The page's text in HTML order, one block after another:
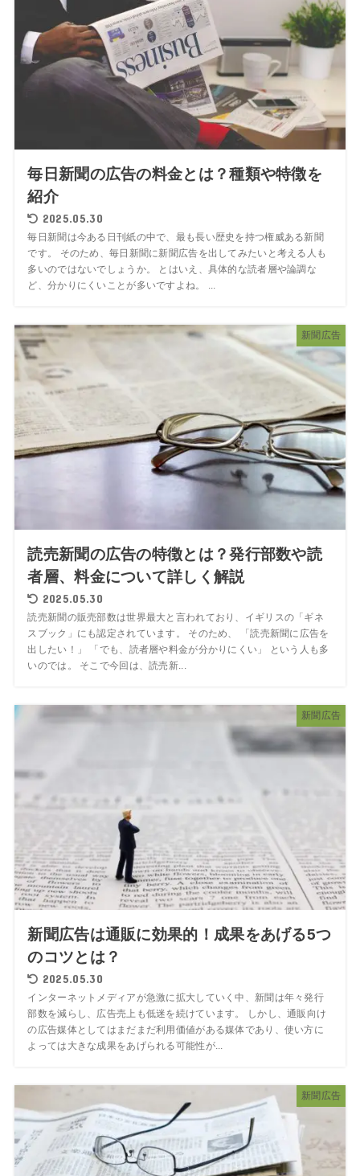
毎日新聞の広告の料金とは？種類や特徴を
紹介
2025.05.30
毎日新聞は今ある日刊紙の中で、最も長い歴史を持つ権威ある新聞
です。 そのため、毎日新聞に新聞広告を出してみたいと考える人も
多いのではないでしょうか。 とはいえ、具体的な読者層や論調な
ど、分かりにくいことが多いですよね。 ...
新聞広告
読売新聞の広告の特徴とは？発行部数や読
者層、料金について詳しく解説
2025.05.30
読売新聞の販売部数は世界最大と言われており、イギリスの「ギネ
スブック」にも認定されています。 そのため、 「読売新聞に広告を
出したい！」 「でも、読者層や料金が分かりにくい」 という人も多
いのでは。 そこで今回は、読売新...
新聞広告
新聞広告は通販に効果的！成果をあげる5つ
のコツとは？
2025.05.30
インターネットメディアが急激に拡大していく中、新聞は年々発行
部数を減らし、広告売上も低迷を続けています。 しかし、通販向け
の広告媒体としてはまだまだ利用価値がある媒体であり、使い方に
よっては大きな成果をあげられる可能性が...
新聞広告